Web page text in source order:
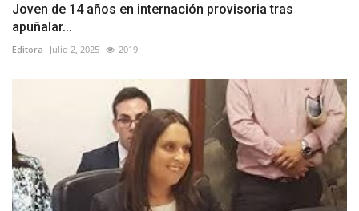
Joven de 14 años en internación provisoria tras
apuñalar...
Editora Julio 2, 2025 2019